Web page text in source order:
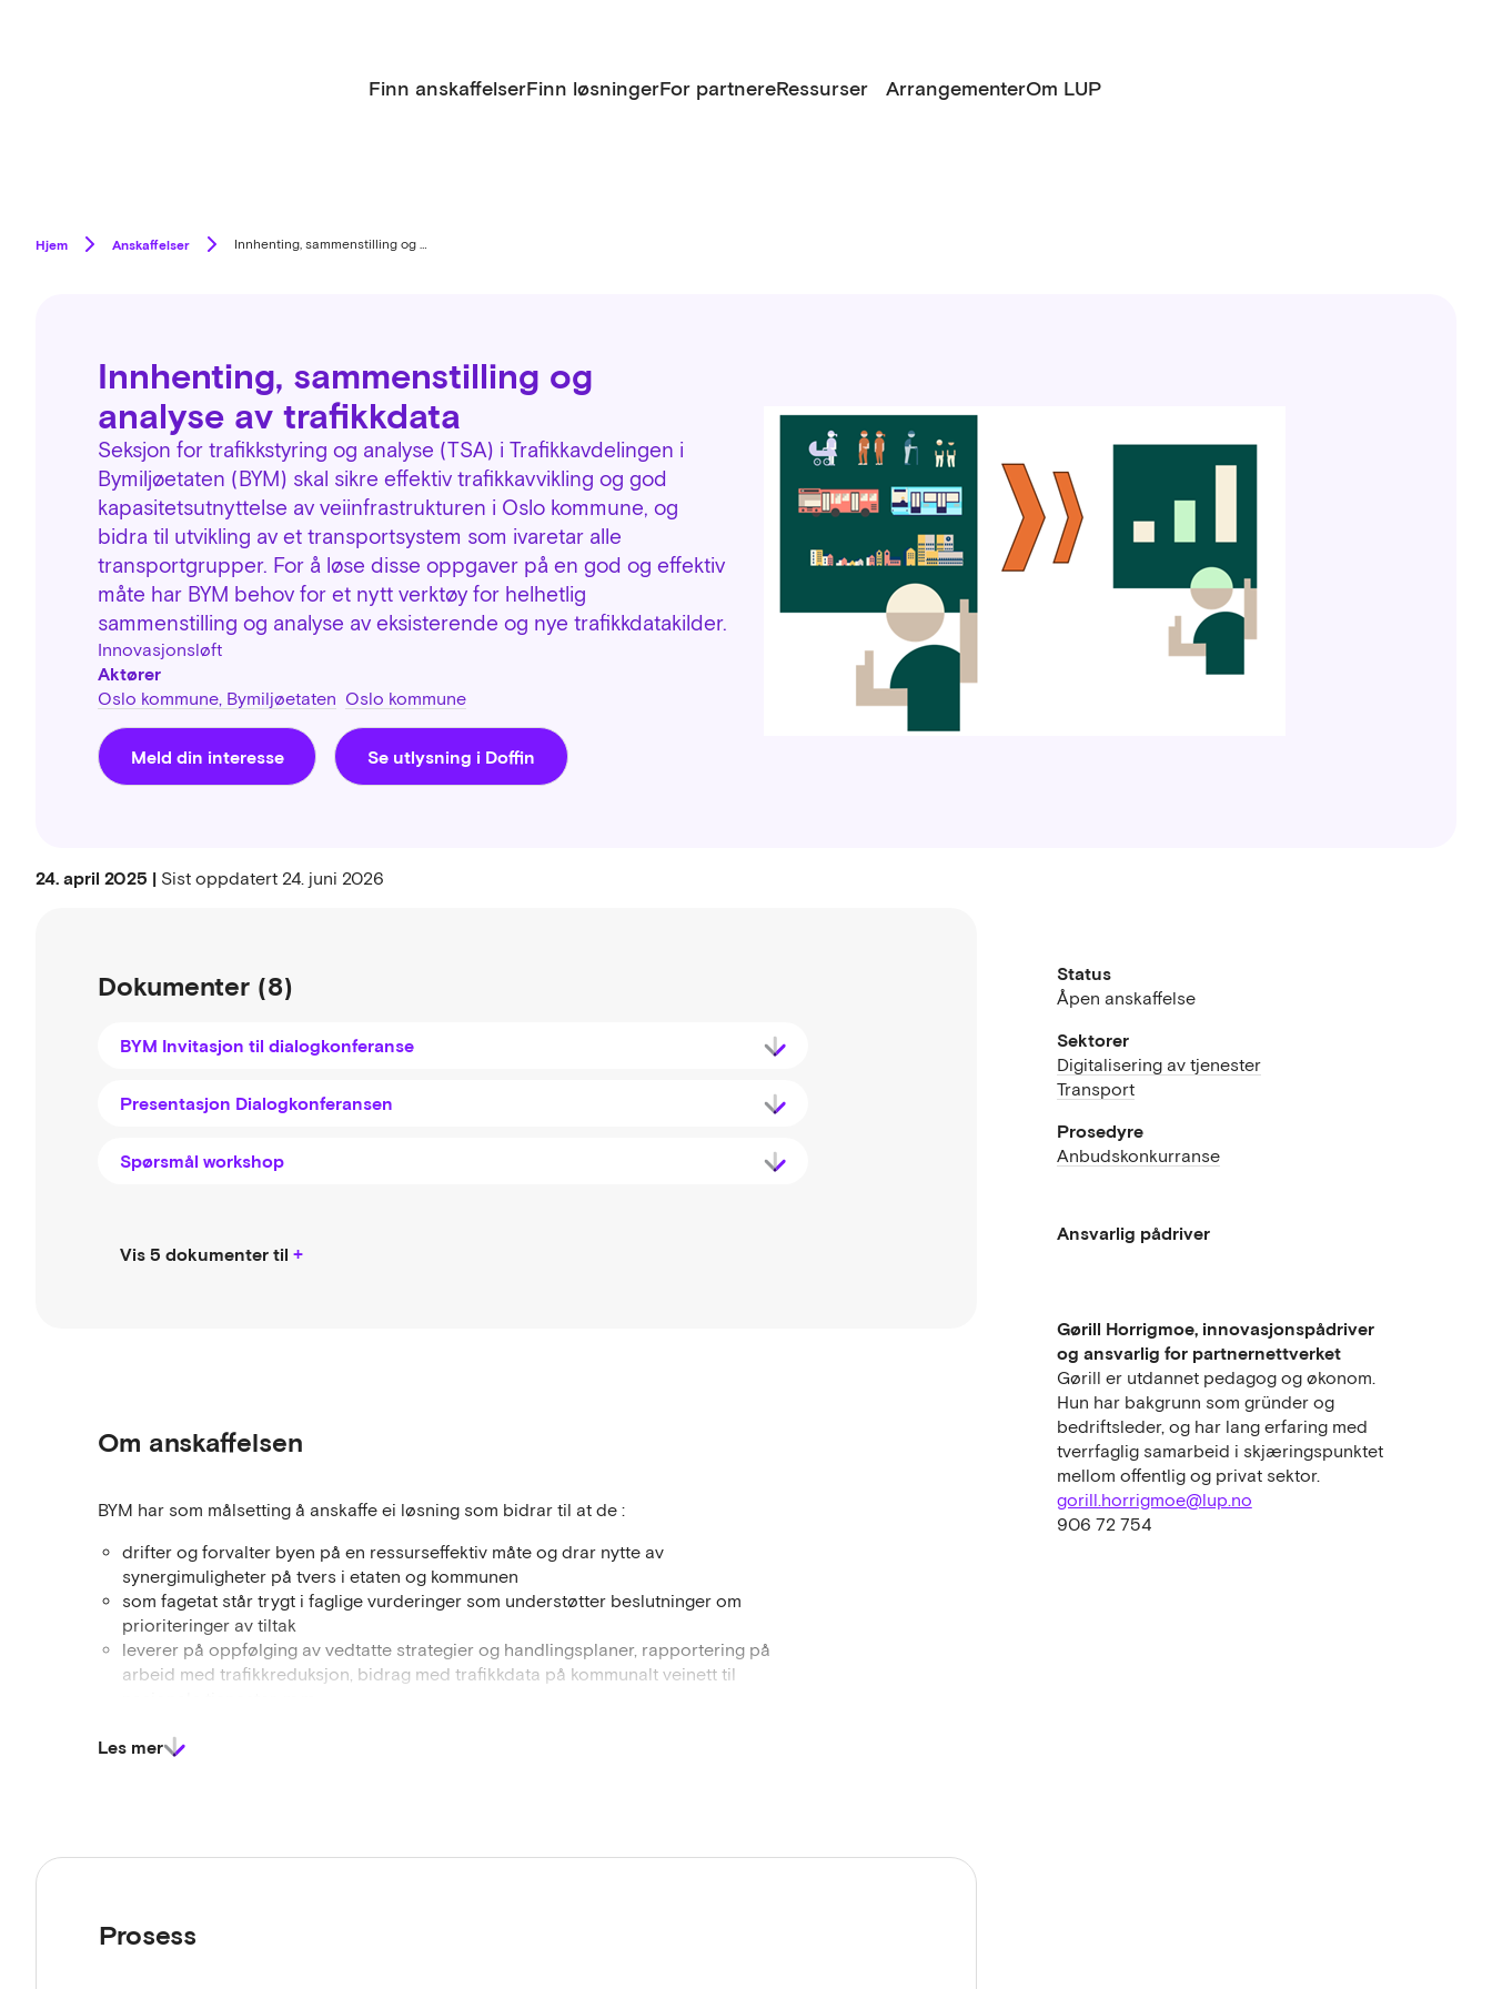
Finn anskaffelserFinn løsningerFor partnereRessurser ArrangementerOm LUP
Hjem Anskaffelser Innhenting, sammenstilling og analyse av trafikkdata
Innhenting, sammenstilling og
analyse av trafikkdata
Seksjon for trafikkstyring og analyse (TSA) i Trafikkavdelingen i
Bymiljøetaten (BYM) skal sikre effektiv trafikkavvikling og god
kapasitetsutnyttelse av veiinfrastrukturen i Oslo kommune, og
bidra til utvikling av et transportsystem som ivaretar alle
transportgrupper. For å løse disse oppgaver på en god og effektiv
måte har BYM behov for et nytt verktøy for helhetlig
sammenstilling og analyse av eksisterende og nye trafikkdatakilder.
Innovasjonsløft
Aktører
Oslo kommune, Bymiljøetaten Oslo kommune
Meld din interesse Se utlysning i Doffin
24. april 2025 | Sist oppdatert 24. juni 2026
Status
Åpen anskaffelse
Sektorer
Digitalisering av tjenester
Transport
Prosedyre
Anbudskonkurranse
Ansvarlig pådriver
Gørill Horrigmoe, innovasjonspådriver
og ansvarlig for partnernettverket
Gørill er utdannet pedagog og økonom.
Hun har bakgrunn som gründer og
bedriftsleder, og har lang erfaring med
tverrfaglig samarbeid i skjæringspunktet
mellom offentlig og privat sektor.
gorill.horrigmoe@lup.no
906 72 754
Dokumenter (8)
BYM Invitasjon til dialogkonferanse
Presentasjon Dialogkonferansen
Spørsmål workshop
Vis 5 dokumenter til
Om anskaffelsen
BYM har som målsetting å anskaffe ei løsning som bidrar til at de :
drifter og forvalter byen på en ressurseffektiv måte og drar nytte av
synergimuligheter på tvers i etaten og kommunen
som fagetat står trygt i faglige vurderinger som understøtter beslutninger om
prioriteringer av tiltak
leverer på oppfølging av vedtatte strategier og handlingsplaner, rapportering på
arbeid med trafikkreduksjon, bidrag med trafikkdata på kommunalt veinett til
er tilpasningsdyktig og kan ta vurderinger basert på ny informasjon som ikke var
Les mer
Prosess